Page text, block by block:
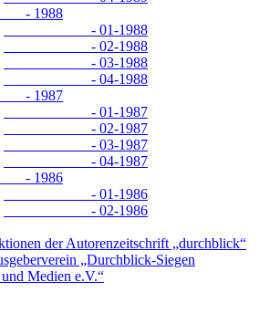
- 01-1988
- 02-1988
- 03-1988
- 04-1988
- 01-1987
- 02-1987
- 03-1987
- 04-1987
- 01-1986
- 02-1986
der Autorenzeitschrift „durchblick“
„Durchblick-Siegen
Medien e.V.“